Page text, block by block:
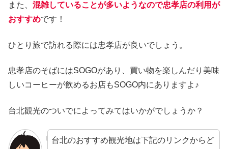
また、 混雑していることが多いようなので忠孝店の利用が
おすすめです！
ひとり旅で訪れる際には忠孝店が良いでしょう。
忠孝店のそばにはSOGOがあり、買い物を楽しんだり美味
しいコーヒーが飲めるお店もSOGO内にありますよ♪
台北観光のついでによってみてはいかがでしょうか？
台北のおすすめ観光地は下記のリンクからど